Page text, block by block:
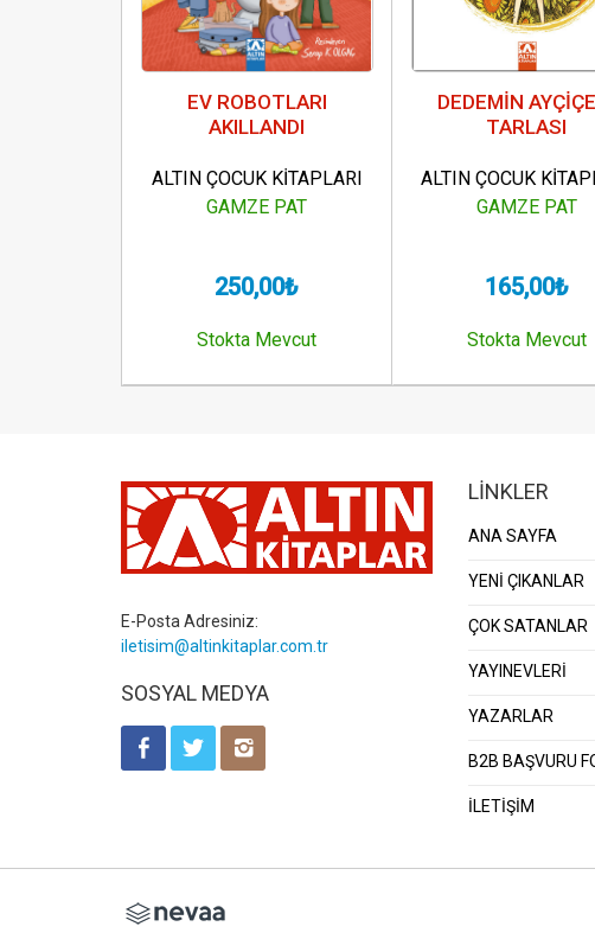
EV ROBOTLARI
AKILLANDI
ALTIN ÇOCUK KİTAPLARI
GAMZE PAT
250,00₺
Stokta Mevcut
DEDEMİN
TARLASI
ALTIN ÇOCUK
GAMZE PAT
165,00₺
Stokta Mevcut
E-Posta Adresiniz:
iletisim@altinkitaplar.com.tr
SOSYAL MEDYA
LİNKLER
ANA SAYFA
YENİ ÇIKANLAR
ÇOK SATANLAR
YAYINEVLERİ
YAZARLAR
B2B BAŞVURU
İLETİŞİM